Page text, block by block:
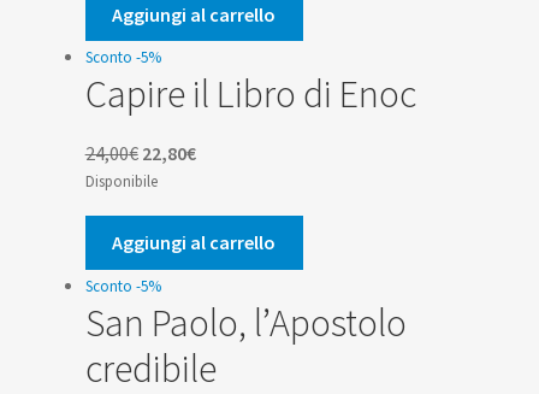
era:
14,00€.
è:
13,30€.
Aggiungi al carrello
Sconto -5%
Capire il Libro di Enoc
24,00€ Il
prezzo
originale
era:
24,00€.
22,80€Il
attuale
è:
22,80€.
Disponibile
Aggiungi al carrello
Sconto -5%
San Paolo, l’Apostolo
credibile